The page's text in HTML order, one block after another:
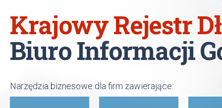
Krajowy Rejestr
Biuro Informacji
Narzędzia biznesowe dla firm zawierające: